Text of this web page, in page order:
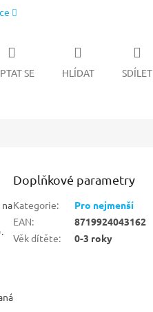
SE HLÍDAT SDÍLET
Doplňkové parametry
Kategorie:
Pro nejmenší
EAN:
8719924043162
Věk dítěte: 0-3 roky